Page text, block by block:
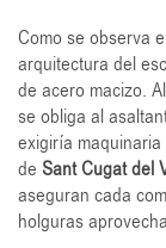
Como se observa
arquitectura del
de acero macizo.
se obliga al
exigiría
de Sant Cugat del
aseguran cada
holguras